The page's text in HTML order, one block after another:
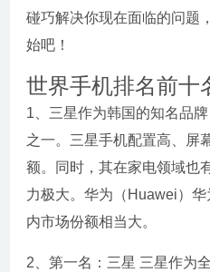
碰巧解决你现在面临的问题
始吧！
世界手机排名前十
1、三星作为韩国的知名品
之一。三星手机配置高、屏
额。同时，其在家电领域也
力极大。华为（Huawei）
内市场份额相当大。
2、第一名：三星 三星作为